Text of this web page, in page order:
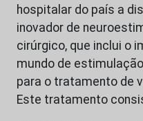
hospitalar do país a
inovador de
cirúrgico, que inclui o
mundo de
para o tratamento de
Este tratamento